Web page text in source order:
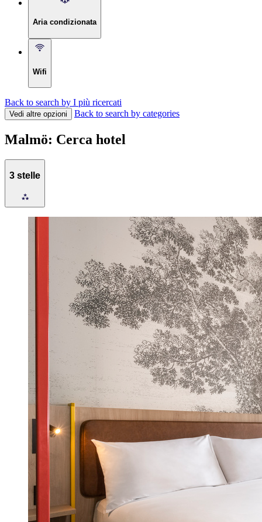
Aria condizionata
Wifi
Back to search by I più ricercati
Vedi altre opzioni Back to search by categories
Malmö: Cerca hotel
3 stelle